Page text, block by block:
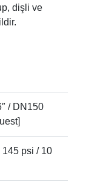
dişli ve
/ DN150
psi / 10